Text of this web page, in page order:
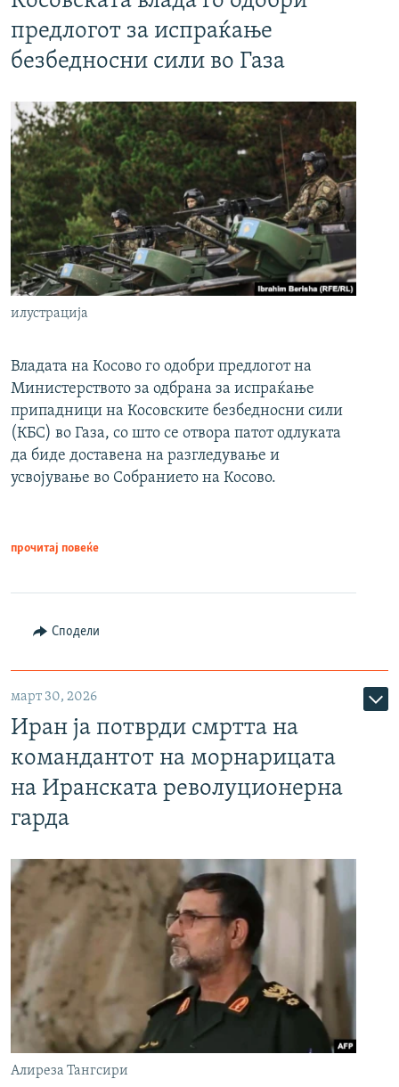
предлогот за испраќање
безбедносни сили во Газа
илустрација
Владата на Косово го одобри предлогот на
Министерството за одбрана за испраќање
припадници на Косовските безбедносни сили
(КБС) во Газа, со што се отвора патот одлуката
да биде доставена на разгледување и
усвојување во Собранието на Косово.
прочитај повеќе
Сподели
март 30, 2026
Иран ја потврди смртта на
командантот на морнарицата
на Иранската револуционерна
гарда
Алиреза Тангсири